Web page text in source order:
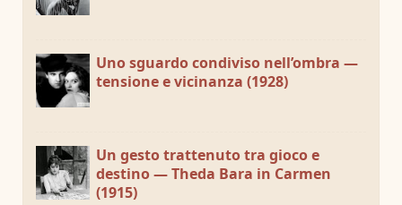
Uno sguardo condiviso nell’ombra —
tensione e vicinanza (1928)
Un gesto trattenuto tra gioco e
destino — Theda Bara in Carmen
(1915)